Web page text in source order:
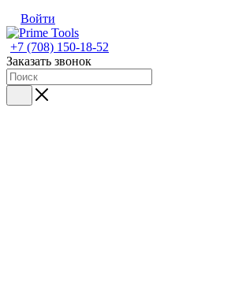
Войти
+7 (708) 150-18-52
Заказать звонок